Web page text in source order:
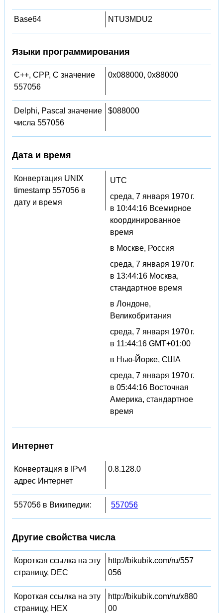
Base64 NTU3MDU2
Языки программирования
C++, CPP, C значение
557056
0x088000, 0x88000
Delphi, Pascal значение
числа 557056
$088000
Дата и время
Конвертация UNIX
timestamp 557056 в
дату и время
UTC
среда, 7 января 1970 г.
в 10:44:16 Всемирное
координированное
время
в Москве, Россия
среда, 7 января 1970 г.
в 13:44:16 Москва,
стандартное время
в Лондоне,
Великобритания
среда, 7 января 1970 г.
в 11:44:16 GMT+01:00
в Нью-Йорке, США
среда, 7 января 1970 г.
в 05:44:16 Восточная
Америка, стандартное
время
Интернет
Конвертация в IPv4
адрес Интернет
0.8.128.0
557056 в Википедии: 557056
Другие свойства числа
Короткая ссылка на эту
страницу, DEC
http://bikubik.com/ru/557
056
Короткая ссылка на эту
страницу, HEX
http://bikubik.com/ru/x880
00